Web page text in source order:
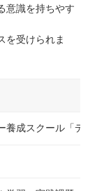
意識を持ちやす
を受けられま
養成スクール「デ